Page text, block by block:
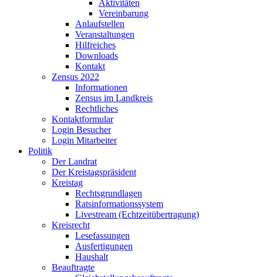
Aktivitäten
Vereinbarung
Anlaufstellen
Veranstaltungen
Hilfreiches
Downloads
Kontakt
Zensus 2022
Informationen
Zensus im Landkreis
Rechtliches
Kontaktformular
Login Besucher
Login Mitarbeiter
Politik
Der Landrat
Der Kreistagspräsident
Kreistag
Rechtsgrundlagen
Ratsinformationssystem
Livestream (Echtzeitübertragung)
Kreisrecht
Lesefassungen
Ausfertigungen
Haushalt
Beauftragte